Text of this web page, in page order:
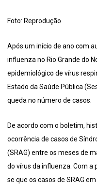
Foto: Reprodução
Após um início de ano com
influenza no Rio Grande do
epidemiológico de vírus
Estado da Saúde Pública
queda no número de casos.
De acordo com o boletim,
ocorrência de casos de
(SRAG) entre os meses de
do vírus da influenza. Com a
se que os casos de SRAG